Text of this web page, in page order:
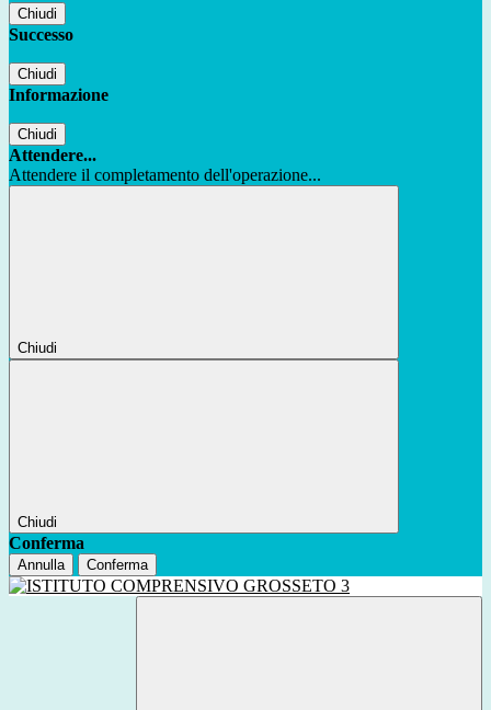
Chiudi
Successo
Chiudi
Informazione
Chiudi
Attendere...
Attendere il completamento dell'operazione...
Chiudi
Chiudi
Conferma
Annulla Conferma